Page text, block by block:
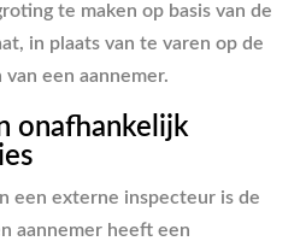
te maken op basis van de
in plaats van te varen op de
een aannemer.
onafhankelijk
een externe inspecteur is de
aannemer heeft een